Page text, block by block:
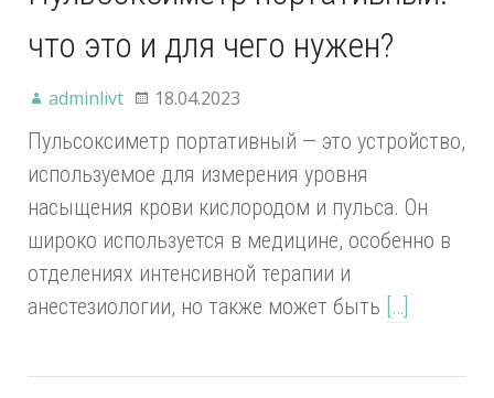
что это и для чего нужен?
adminlivt 18.04.2023
Пульсоксиметр портативный — это устройство,
используемое для измерения уровня
насыщения крови кислородом и пульса. Он
широко используется в медицине, особенно в
отделениях интенсивной терапии и
анестезиологии, но также может быть […]